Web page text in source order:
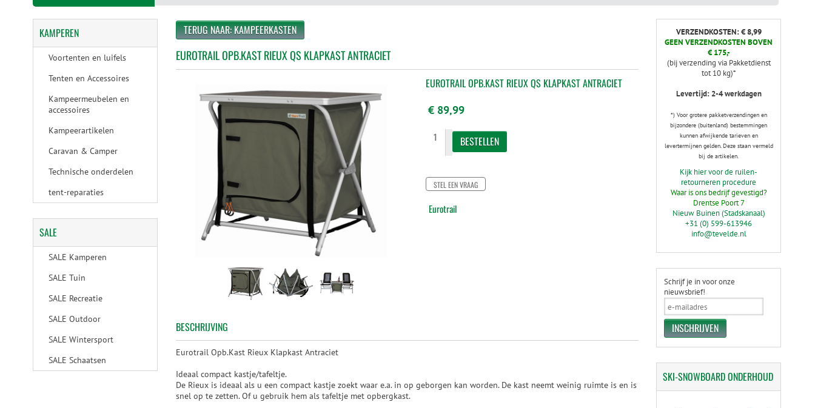
TERUG NAAR: KAMPEERKASTEN
EUROTRAIL OPB.KAST RIEUX QS KLAPKAST ANTRACIET
EUROTRAIL OPB.KAST RIEUX QS KLAPKAST ANTRACIET
€ 89,99
STEL EEN VRAAG
Eurotrail
BESCHRIJVING
Eurotrail Opb.Kast Rieux Klapkast Antraciet
Ideaal compact kastje/tafeltje.
De Rieux is ideaal als u een compact kastje zoekt waar e.a. in op geborgen kan worden. De kast neemt weinig ruimte is en is
snel op te zetten. Of u gebruik hem als tafeltje met opbergkast.
KAMPEREN
Voortenten en luifels
Tenten en Accessoires
Kampeermeubelen en
accessoires
Kampeerartikelen
Caravan & Camper
Technische onderdelen
tent-reparaties
SALE
SALE Kamperen
SALE Tuin
SALE Recreatie
SALE Outdoor
SALE Wintersport
SALE Schaatsen
VERZENDKOSTEN: € 8,99
GEEN VERZENDKOSTEN BOVEN
€ 175,-
(bij verzending via Pakketdienst
tot 10 kg)*
Levertijd: 2-4 werkdagen
*) Voor grotere pakketverzendingen en
bijzondere (buitenland) bestemmingen
kunnen afwijkende tarieven en
levertermijnen gelden. Deze staan vermeld
bij de artikelen.
Kijk hier voor de ruilen-
retourneren procedure
Waar is ons bedrijf gevestigd?
Drentse Poort 7
Nieuw Buinen (Stadskanaal)
+31 (0) 599-613946
info@tevelde.nl
Schrijf je in voor onze
nieuwsbrief!
SKI-SNOWBOARDONDERHOUD